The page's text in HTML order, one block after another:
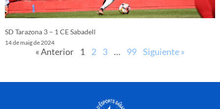
SD Tarazona 3 – 1 CE Sabadell
14 de maig de 2024
« Anterior 1 2 3 … 99 Siguiente »